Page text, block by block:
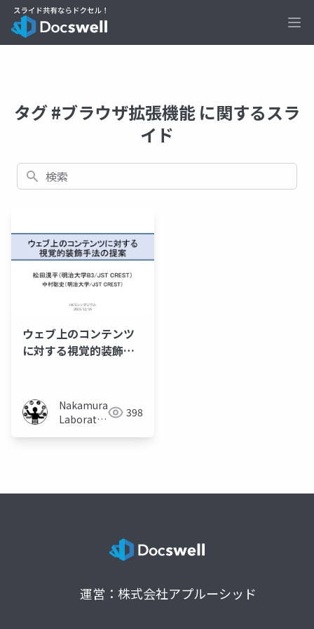
タグ #ブラウザ拡張機能 に関するスラ
イド
検索
ウェブ上のコンテンツ
に対する視覚的装飾手
Nakamura
Laboratory
398
運営：株式会社アプルーシッド